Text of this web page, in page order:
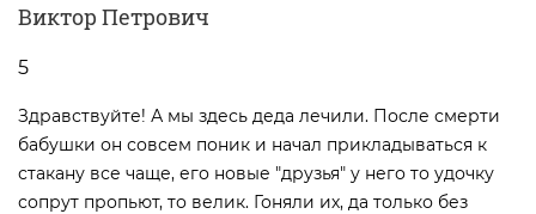
Виктор Петрович
5
Здравствуйте! А мы здесь деда лечили. После смерти
бабушки он совсем поник и начал прикладываться к
стакану все чаще, его новые "друзья" у него то удочку
сопрут пропьют, то велик. Гоняли их, да только без